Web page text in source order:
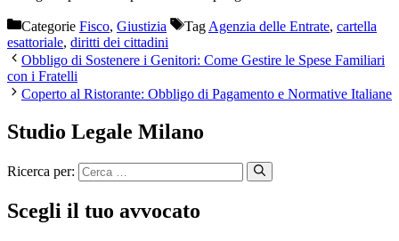
Categorie Fisco, Giustizia Tag Agenzia delle Entrate, cartella
esattoriale, diritti dei cittadini
Obbligo di Sostenere i Genitori: Come Gestire le Spese Familiari
con i Fratelli
Coperto al Ristorante: Obbligo di Pagamento e Normative Italiane
Studio Legale Milano
Ricerca per:
Scegli il tuo avvocato